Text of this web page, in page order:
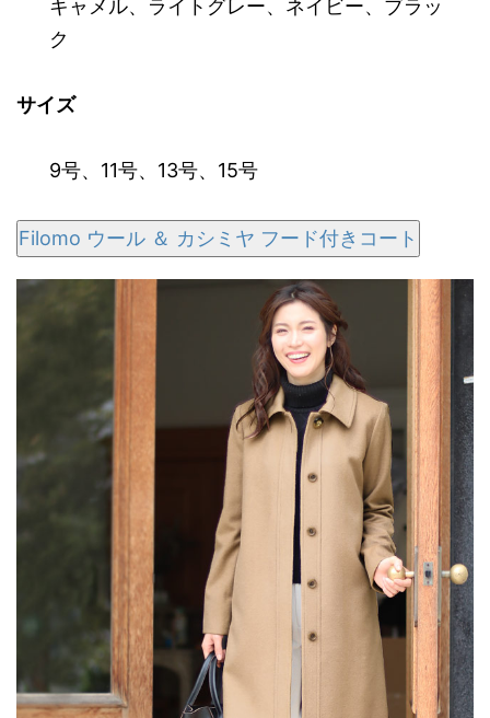
キャメル、 ライトグレー、 ネイビー、 ブラッ
ク
サイズ
9号、 11号、 13号、 15号
Filomo ウール ＆ カシミヤ フード付きコート